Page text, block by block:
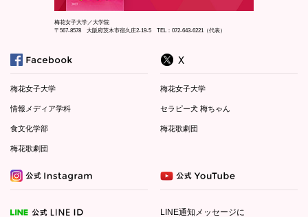
梅花女子大学／大学院
〒567-8578 大阪府茨木市宿久庄2-19-5 TEL：072-643-6221（代表）
梅花女子大学
情報メディア学科
食文化学部
梅花歌劇団
梅花女子大学
セラピー犬 梅ちゃん
梅花歌劇団
LINE通知メッセージに